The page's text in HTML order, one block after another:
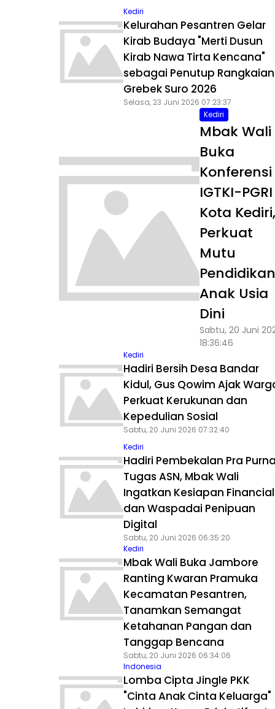
Kediri
Kelurahan Pesantren Gelar
Kirab Budaya "Merti Dusun
Kirab Nawa Tirta Kencana"
sebagai Penutup Rangkaian
Grebek Suro 2026
Selasa, 23 Juni 2026 07:23:37
Kediri
Mbak Wali
Buka
Konferensi
IGTKI-PGRI
Kota
Perkuat
Mutu
Anak Usia
Dini
Sabtu, 20 Juni
18:36:46
Kediri
Hadiri Bersih Desa Bandar
Kidul, Gus Qowim Ajak
Perkuat Kerukunan dan
Kepedulian Sosial
Sabtu, 20 Juni 2026 07:32:40
Kediri
Hadiri Pembekalan Pra
Tugas ASN, Mbak Wali
Ingatkan Kesiapan Financial
dan Waspadai Penipuan
Digital
Sabtu, 20 Juni 2026 06:35:20
Kediri
Mbak Wali Buka Jambore
Ranting Kwaran Pramuka
Kecamatan Pesantren,
Tanamkan Semangat
Ketahanan Pangan dan
Tanggap Bencana
Sabtu, 20 Juni 2026 06:34:06
Indonesia
Lomba Cipta Jingle PKK
"Cinta Anak Cinta Keluarga"